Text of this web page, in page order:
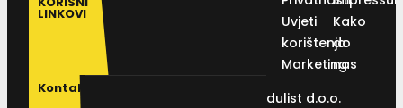
LINKOVI
Uvjeti
korištenja
Marketing
Kako
do
nas
Kontakt
dulist d.o.o.